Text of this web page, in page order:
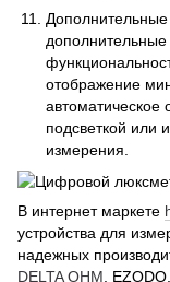
отображение
автоматическое
подсветкой или
измерения.
В интернет маркете
устройства для
надежных
DELTA OHM,